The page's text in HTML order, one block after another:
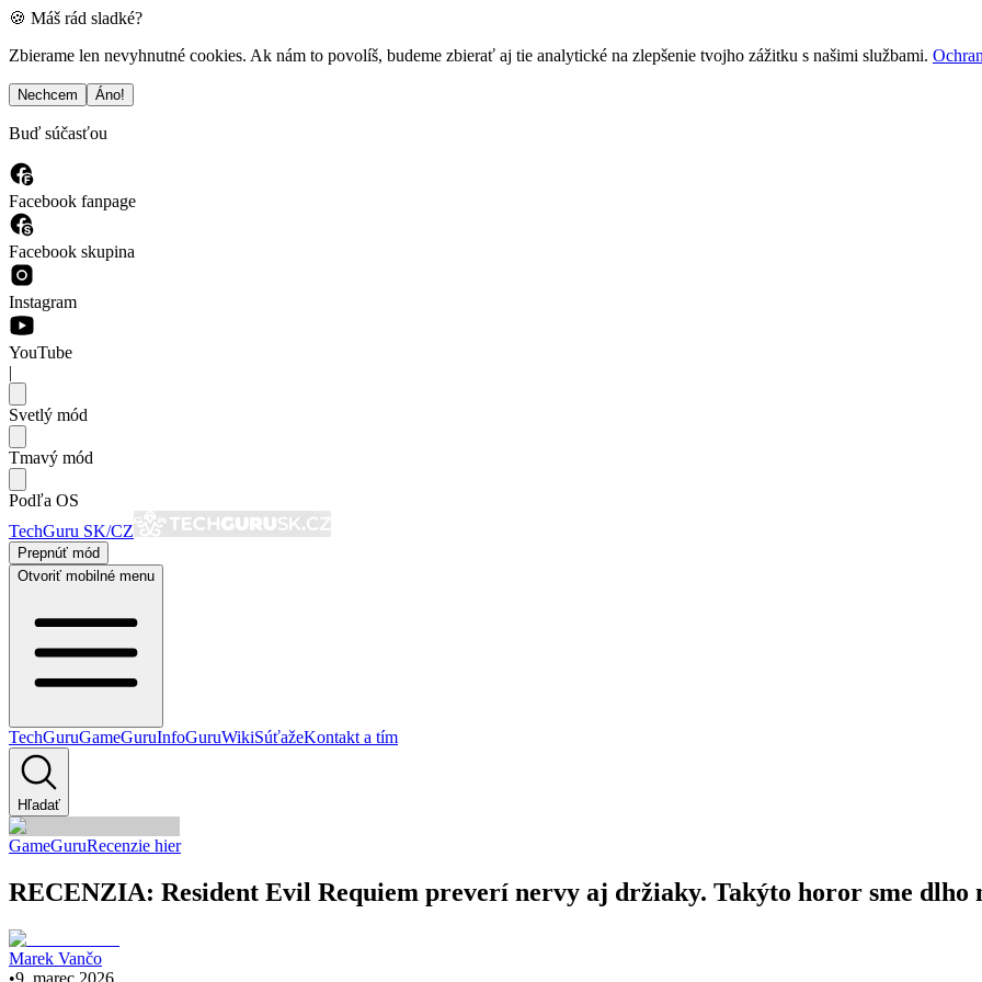
🍪 Máš rád sladké?
Zbierame len nevyhnutné cookies. Ak nám to povolíš, budeme zbierať aj tie analytické na zlepšenie tvojho zážitku s našimi službami.
Nechcem Áno!
Buď súčasťou
Facebook fanpage
Facebook skupina
Instagram
YouTube
|
Svetlý mód
Tmavý mód
Podľa OS
TechGuru SK/CZ
Prepnúť mód
Otvoriť mobilné menu
TechGuruGameGuruInfoGuruWikiSúťažeKontakt a tím
Hľadať
GameGuruRecenzie hier
RECENZIA: Resident Evil Requiem preverí nervy aj držiaky. Takýto horor sme dlho
Marek Vančo
•9. marec 2026